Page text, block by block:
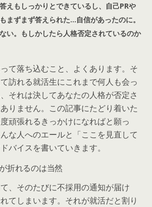
えもしっかりとできているし、自己PRや
まずまず答えられた…自信があったのに。
い。もしかしたら人格否定されているのか
て落ち込むこと、よくあります。そ
訪れる就活生にこれまで何人も会っ
それは決してあなたの人格が否定さ
りません。この記事にたどり着いた
頑張れるきっかけになればと願っ
な人へのエールと「ここを見直して
バイスを書いていきます。
折れるのは当然
、そのたびに不採用の通知が届け
てしまいます。それが就活だと割り